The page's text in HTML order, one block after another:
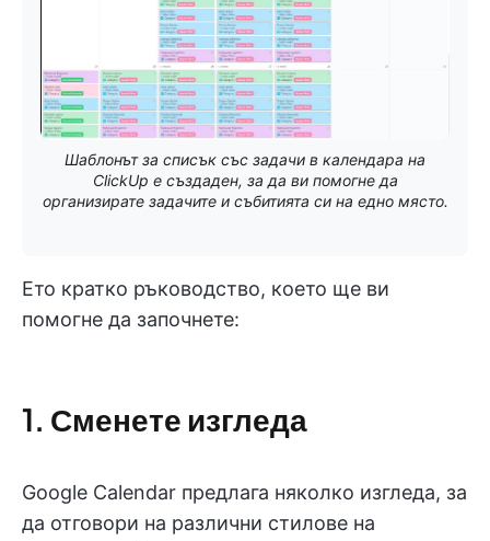
Шаблонът за списък със задачи в календара на
ClickUp е създаден, за да ви помогне да
организирате задачите и събитията си на едно място.
Ето кратко ръководство, което ще ви
помогне да започнете:
1. Сменете изгледа
Google Calendar предлага няколко изгледа, за
да отговори на различни стилове на